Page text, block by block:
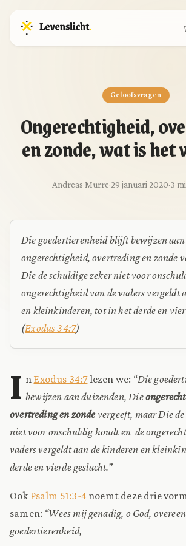
Geloofsvragen
Ongerechtigheid,
en zonde, wat is het
Andreas Murre·29 januari 2020·3
Die goedertierenheid blijft bewijzen
ongerechtigheid, overtreding en zonde
Die de schuldige zeker niet voor
ongerechtigheid van de vaders vergeldt
en kleinkinderen, tot in het derde en
(Exodus 34:7)
I n Exodus 34:7lezen we: “Die
bewijzen aan duizenden, Die
overtreding en zondevergeeft, maar Die
niet voor onschuldig houdt en de
vaders vergeldt aan de kinderen en
derde en vierde geslacht.”
Ook Psalm 51:3-4 noemt deze drie
samen: “Wees mij genadig, o God,
goedertierenheid,